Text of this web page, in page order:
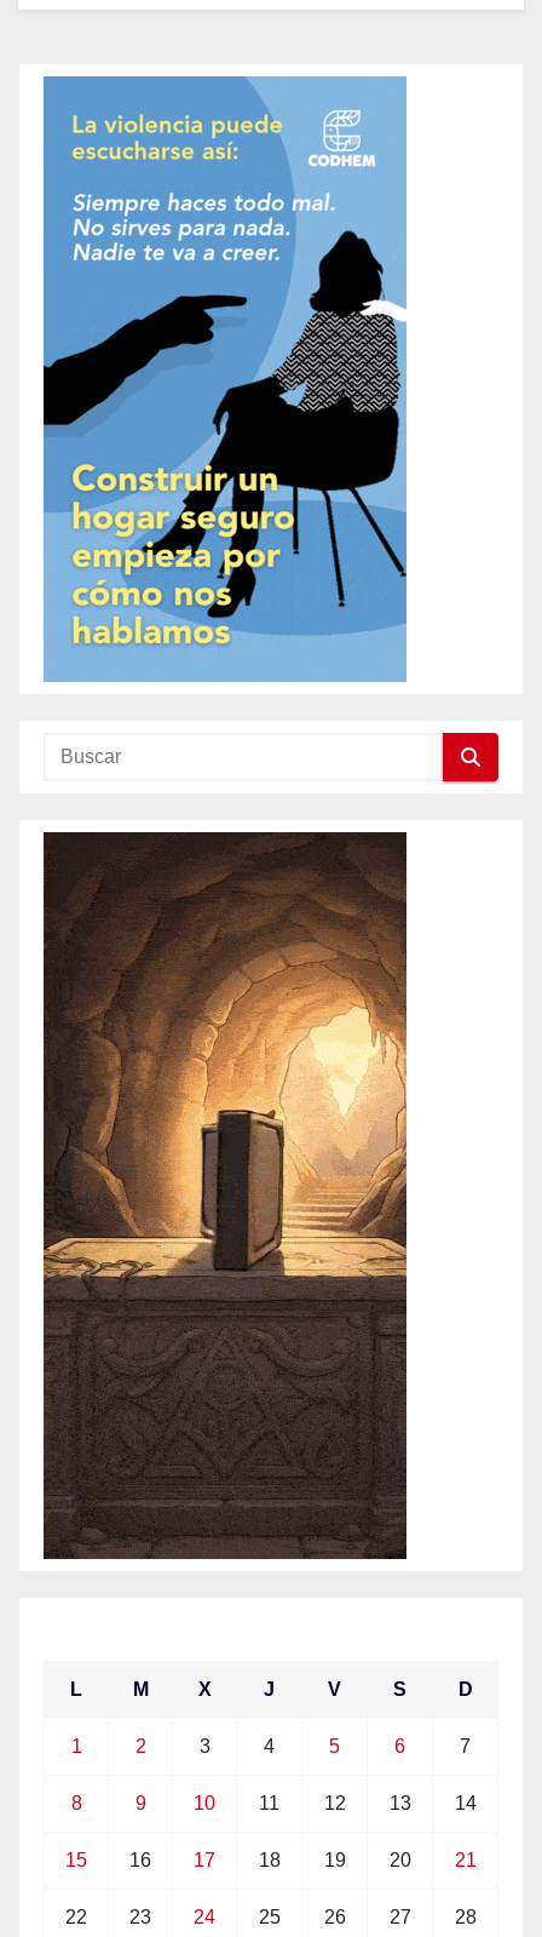
L M X J V S D
1 2 3 4 5 6 7
8 9 10 11 12 13 14
15 16 17 18 19 20 21
22 23 24 25 26 27 28